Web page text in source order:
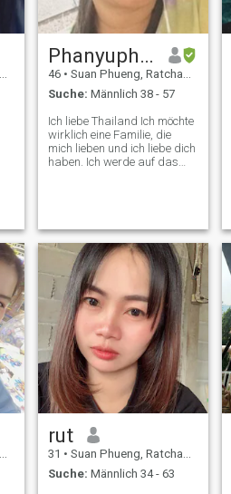
Phanyuphak
46 • Suan Phueng, Ratchaburi, Thailand
Suche: Männlich 38 - 57
Ich liebe Thailand Ich möchte
wirklich eine Familie, die
mich lieben und ich liebe dich
haben. Ich werde auf das
rut
31 • Suan Phueng, Ratchaburi, Thailand
Suche: Männlich 34 - 63